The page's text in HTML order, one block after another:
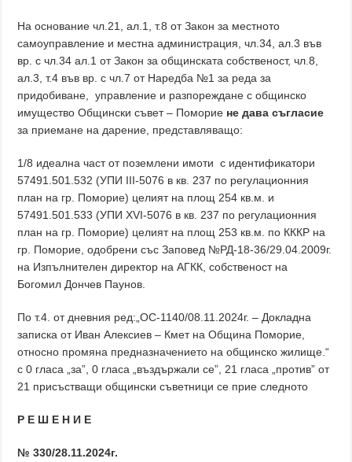
На основание чл.21, ал.1, т.8 от Закон за местното
самоуправление и местна администрация, чл.34, ал.3 във
вр. с чл.34 ал.1 от Закон за общинската собственост, чл.8,
ал.3, т.4 във вр. с чл.7 от Наредба №1 за реда за
придобиване, управление и разпореждане с общинско
имущество Общински съвет – Поморие не дава съгласие
за приемане на дарение, представляващо:
1/8 идеална част от поземлени имоти с идентификатори
57491.501.532 (УПИ III-5076 в кв. 237 по регулационния
план на гр. Поморие) целият на площ 254 кв.м. и
57491.501.533 (УПИ XVI-5076 в кв. 237 по регулационния
план на гр. Поморие) целият на площ 253 кв.м. по КККР на
гр. Поморие, одобрени със Заповед №РД-18-36/29.04.2009г.
на Изпълнителен директор на АГКК, собственост на
Богомил Дончев Паунов.
По т.4. от дневния ред:„ОС-1140/08.11.2024г. – Докладна
записка от Иван Алексиев – Кмет на Община Поморие,
относно промяна предназначението на общинско жилище.“
с 0 гласа „за”, 0 гласа „въздържали се”, 21 гласа „против” от
21 присъстващи общински съветници се прие следното
Р Е Ш Е Н И Е
№ 330/28.11.2024г.